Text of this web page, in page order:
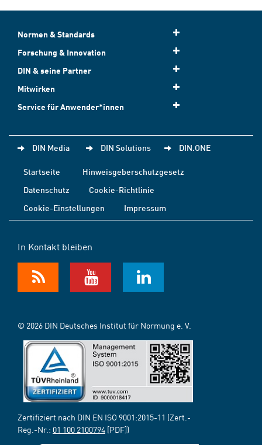
Normen & Standards
Forschung & Innovation
DIN & seine Partner
Mitwirken
Service für Anwender*innen
DIN Media DIN Solutions DIN.ONE
Startseite
Hinweisgeberschutzgesetz
Datenschutz
Cookie-Richtlinie
Cookie-Einstellungen
Impressum
In Kontakt bleiben
© 2026 DIN Deutsches Institut für Normung e. V.
Zertifiziert nach DIN EN ISO 9001:2015-11 (Zert.-
Reg.-Nr.: 01 100 2100794 [PDF])